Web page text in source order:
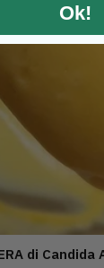
di
Ok!